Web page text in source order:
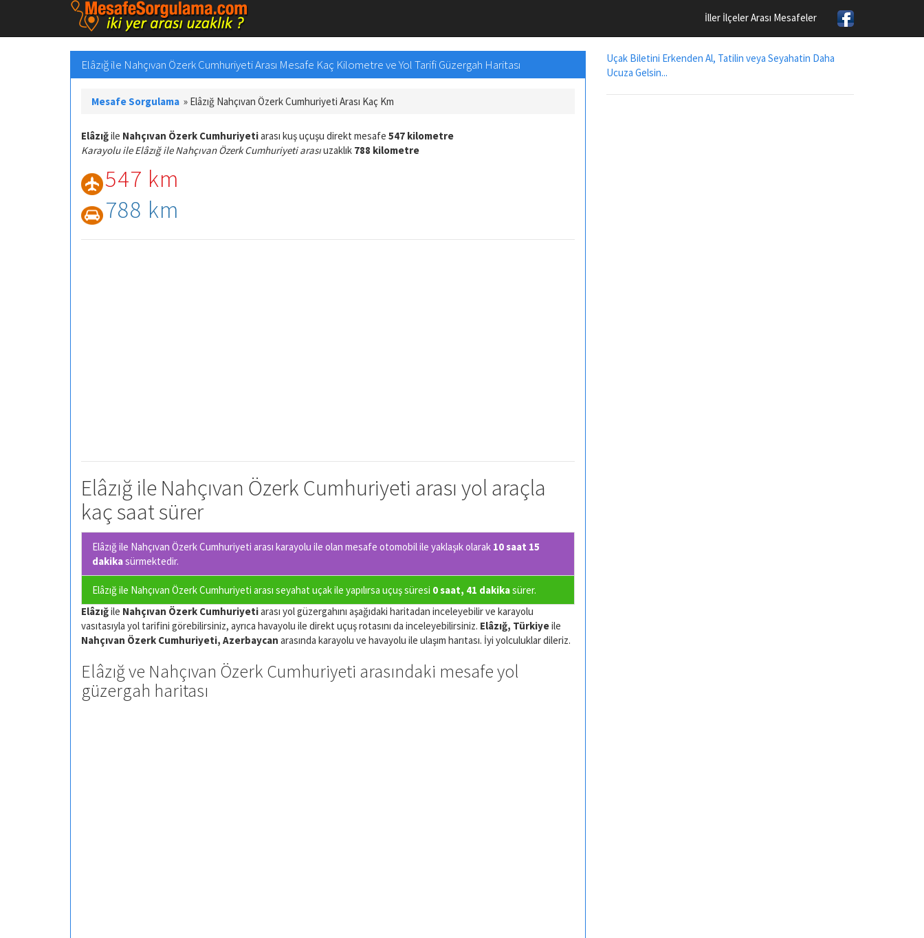
İller İlçeler Arası Mesafeler
Elâzığ ile Nahçıvan Özerk Cumhuriyeti Arası Mesafe Kaç Kilometre ve Yol Tarifi Güzergah Haritası
Mesafe Sorgulama » Elâzığ Nahçıvan Özerk Cumhuriyeti Arası Kaç Km
Elâzığile Nahçıvan Özerk Cumhuriyetiarası kuş uçuşu direkt mesafe 547 kilometre
Karayolu ile Elâzığ ile Nahçıvan Özerk Cumhuriyeti arasıuzaklık 788 kilometre
547 km
788 km
Elâzığ ile Nahçıvan Özerk Cumhuriyeti arası yol araçla
kaç saat sürer
Elâzığ ile Nahçıvan Özerk Cumhuriyeti arası karayolu ile olan mesafe otomobil ile yaklaşık olarak 10 saat 15
dakikasürmektedir.
Elâzığ ile Nahçıvan Özerk Cumhuriyeti arası seyahat uçak ile yapılırsa uçuş süresi 0 saat, 41 dakikasürer.
Elâzığile Nahçıvan Özerk Cumhuriyetiarası yol güzergahını aşağıdaki haritadan inceleyebilir ve karayolu
vasıtasıyla yol tarifini görebilirsiniz, ayrıca havayolu ile direkt uçuş rotasını da inceleyebilirsiniz. Elâzığ, Türkiyeile
Nahçıvan Özerk Cumhuriyeti, Azerbaycan arasında karayolu ve havayolu ile ulaşım harıtası. İyi yolculuklar dileriz.
Elâzığ ve Nahçıvan Özerk Cumhuriyeti arasındaki mesafe yol
güzergah haritası
Uçak Biletini Erkenden Al, Tatilin veya Seyahatin Daha
Ucuza Gelsin...